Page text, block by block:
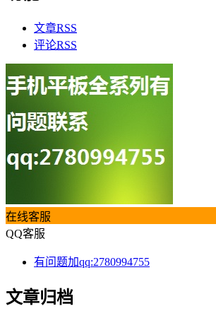
文章RSS
评论RSS
在线客服
QQ客服
有问题加qq:2780994755
文章归档